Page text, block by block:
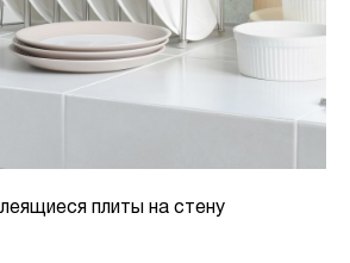
плиты на стену